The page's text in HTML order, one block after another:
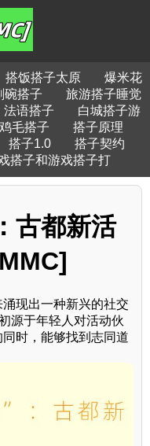
搭饭搭子太原
爆米花
碗搭子
旅游搭子睡觉
法语搭子
白城搭子游
鸡毛搭子
搭子原理
搭子1.0
搭子契约
搭子和游戏搭子打
古都新活
现出一种新兴的社交
源于年轻人对活动伙
时，能够找到志同道